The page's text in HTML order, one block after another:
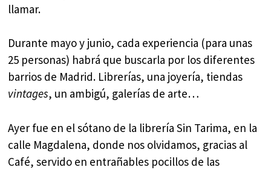
llamar.
Durante mayo y junio, cada experiencia (para unas
25 personas) habrá que buscarla por los diferentes
barrios de Madrid. Librerías, una joyería, tiendas
vintages, un ambigú, galerías de arte…
Ayer fue en el sótano de la librería Sin Tarima, en la
calle Magdalena, donde nos olvidamos, gracias al
Café, servido en entrañables pocillos de las